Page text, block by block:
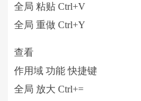
全局 粘贴 Ctrl+V
全局 重做 Ctrl+Y
查看
作用域 功能 快捷键
全局 放大 Ctrl+=